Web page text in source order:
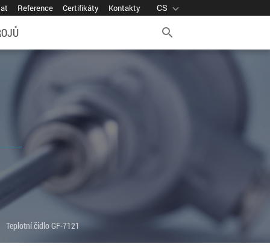
Reference Certifikáty Kontakty CS expand_more
search
Teplotní čidlo GF-7121